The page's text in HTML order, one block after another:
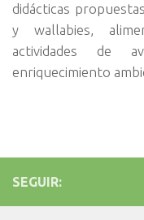
didácticas
y wallabies,
actividades de
enriquecimiento
SEGUIR: